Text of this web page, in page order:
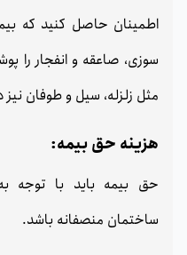
اطمینان حاصل کنید که
سوزی، صاعقه و انفجار
مثل زلزله، سیل و طوفان
هزینه حق بیمه:
حق بیمه باید با توجه
ساختمان منصفانه باشد.